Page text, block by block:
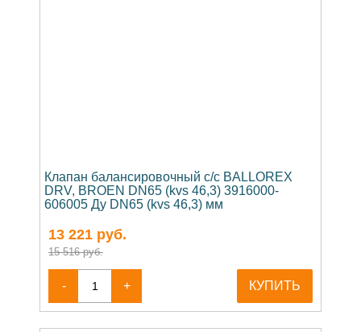
Клапан балансировочный c/c BALLOREX
DRV, BROEN DN65 (kvs 46,3) 3916000-
606005 Ду DN65 (kvs 46,3) мм
13 221 руб.
15 516 руб.
- + КУПИТЬ